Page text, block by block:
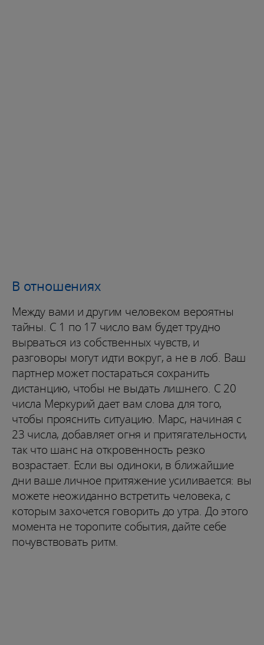
В отношениях
Между вами и другим человеком вероятны
тайны. С 1 по 17 число вам будет трудно
вырваться из собственных чувств, и
разговоры могут идти вокруг, а не в лоб. Ваш
партнер может постараться сохранить
дистанцию, чтобы не выдать лишнего. С 20
числа Меркурий дает вам слова для того,
чтобы прояснить ситуацию. Марс, начиная с
23 числа, добавляет огня и притягательности,
так что шанс на откровенность резко
возрастает. Если вы одиноки, в ближайшие
дни ваше личное притяжение усиливается: вы
можете неожиданно встретить человека, с
которым захочется говорить до утра. До этого
момента не торопите события, дайте себе
почувствовать ритм.